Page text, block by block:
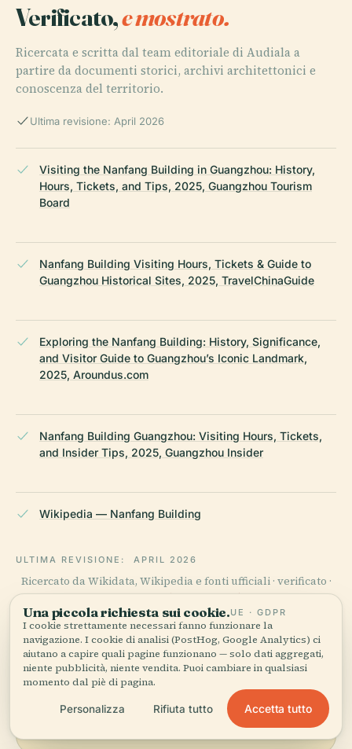
Verificato,e mostrato.
Ricercata e scritta dal team editoriale di Audiala a
partire da documenti storici, archivi architettonici e
conoscenza del territorio.
Ultima revisione: April 2026
Visiting the Nanfang Building in Guangzhou: History,
Hours, Tickets, and Tips, 2025, Guangzhou Tourism
Board
Nanfang Building Visiting Hours, Tickets & Guide to
Guangzhou Historical Sites, 2025, TravelChinaGuide
Exploring the Nanfang Building: History, Significance,
and Visitor Guide to Guangzhou’s Iconic Landmark,
2025, Aroundus.com
Nanfang Building Guangzhou: Visiting Hours, Tickets,
and Insider Tips, 2025, Guangzhou Insider
Wikipedia — Nanfang Building
ULTIMA REVISIONE: APRIL 2026
Ricercato da Wikidata, Wikipedia e fonti ufficiali · verificato ·
Come creiamo le nostre guide →
Esplora la zona
Vedi Nanfang Building
sulla mappa e scopri cosa
Vedi mappa
Una piccola richiesta sui cookie.UE · GDPR
I cookie strettamente necessari fanno funzionare la
navigazione. I cookie di analisi (PostHog, Google Analytics) ci
aiutano a capire quali pagine funzionano — solo dati aggregati,
niente pubblicità, niente vendita. Puoi cambiare in qualsiasi
momento dal piè di pagina.
Personalizza Rifiuta tutto Accetta tutto